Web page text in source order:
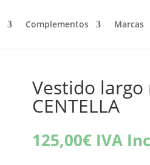
Complementos Marcas
Vestido
CENTELLA
125,00€ IVA